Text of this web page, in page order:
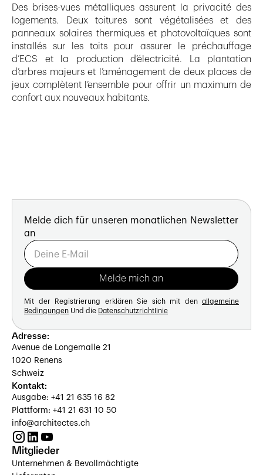
Des brises-vues métalliques assurent la privacité des
logements. Deux toitures sont végétalisées et des
panneaux solaires thermiques et photovoltaïques sont
installés sur les toits pour assurer le préchauffage
d’ECS et la production d’électricité. La plantation
d’arbres majeurs et l’aménagement de deux places de
jeux complètent l’ensemble pour offrir un maximum de
confort aux nouveaux habitants.
Melde dich für unseren monatlichen Newsletter
an
Mit der Registrierung erklären Sie sich mit den allgemeine
Bedingungen Und die Datenschutzrichtlinie
Adresse:
Avenue de Longemalle 21
1020 Renens
Schweiz
Kontakt:
Ausgabe: +41 21 635 16 82
Plattform: +41 21 631 10 50
info@architectes.ch
Mitglieder
Unternehmen & Bevollmächtigte